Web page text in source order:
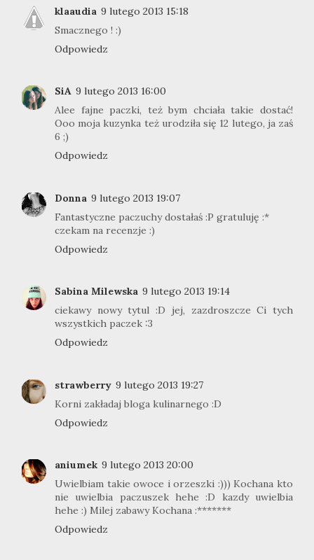
klaaudia 9 lutego 2013 15:18
Smacznego ! :)
Odpowiedz
SiA 9 lutego 2013 16:00
Alee fajne paczki, też bym chciała takie dostać!
Ooo moja kuzynka też urodziła się 12 lutego, ja zaś
6 ;)
Odpowiedz
Donna 9 lutego 2013 19:07
Fantastyczne paczuchy dostałaś :P gratuluję :*
czekam na recenzje :)
Odpowiedz
Sabina Milewska 9 lutego 2013 19:14
ciekawy nowy tytul :D jej, zazdroszcze Ci tych
wszystkich paczek :3
Odpowiedz
strawberry 9 lutego 2013 19:27
Korni zakładaj bloga kulinarnego :D
Odpowiedz
aniumek 9 lutego 2013 20:00
Uwielbiam takie owoce i orzeszki :))) Kochana kto
nie uwielbia paczuszek hehe :D kazdy uwielbia
hehe :) Milej zabawy Kochana :*******
Odpowiedz